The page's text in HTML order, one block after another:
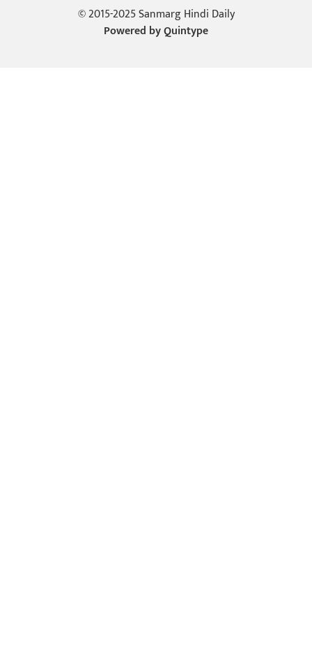
© 2015-2025 Sanmarg Hindi Daily
Powered byQuintype